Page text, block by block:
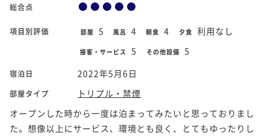
総合点
項目別評価 部屋 5 風呂 4 朝食 4 夕食 利用なし
接客・サービス 5 その他設備 5
宿泊日 2022年5月6日
部屋タイプ
トリプル・禁煙
オープンした時から一度は泊まってみたいと思っておりまし
た。想像以上にサービス、環境とも良く、とてもゆったりし